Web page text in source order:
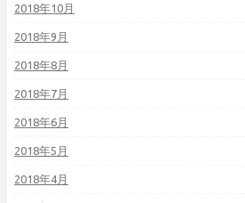
2018年10月
2018年9月
2018年8月
2018年7月
2018年6月
2018年5月
2018年4月